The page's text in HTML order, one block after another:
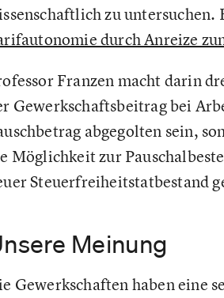
zu untersuchen.
durch Anreize
Franzen macht darin
Gewerkschaftsbeitrag bei
abgegolten sein,
Möglichkeit zur
Steuerfreiheitstatbestand
Meinung
Gewerkschaften haben eine